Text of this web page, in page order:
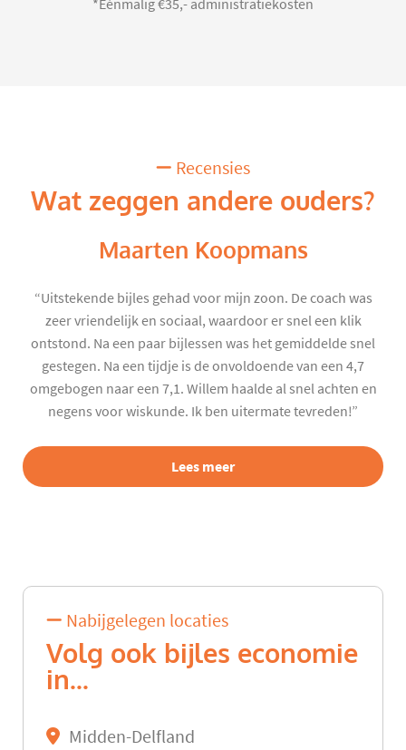
*Eénmalig €35,- administratiekosten
Recensies
Wat zeggen andere ouders?
Maarten Koopmans
“Uitstekende bijles gehad voor mijn zoon. De coach was
zeer vriendelijk en sociaal, waardoor er snel een klik
ontstond. Na een paar bijlessen was het gemiddelde snel
gestegen. Na een tijdje is de onvoldoende van een 4,7
omgebogen naar een 7,1. Willem haalde al snel achten en
negens voor wiskunde. Ik ben uitermate tevreden!”
Lees meer
Nabijgelegen locaties
Volg ook bijles economie
in...
Midden-Delfland